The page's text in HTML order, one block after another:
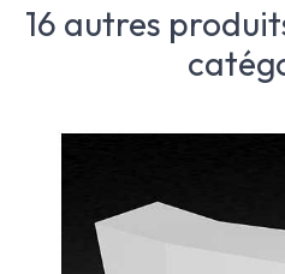
16 autres